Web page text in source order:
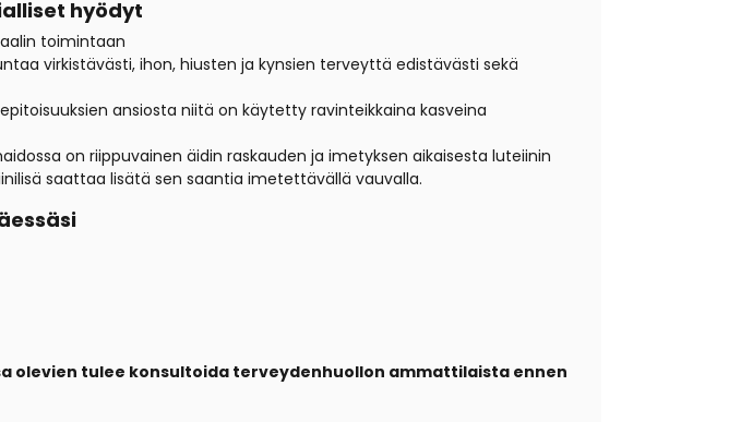
hyödyt
toimintaan
virkistävästi, ihon, hiusten ja kynsien terveyttä edistävästi sekä
ansiosta niitä on käytetty ravinteikkaina kasveina
on riippuvainen äidin raskauden ja imetyksen aikaisesta luteiinin
saattaa lisätä sen saantia imetettävällä vauvalla.
olevien tulee konsultoida terveydenhuollon ammattilaista ennen